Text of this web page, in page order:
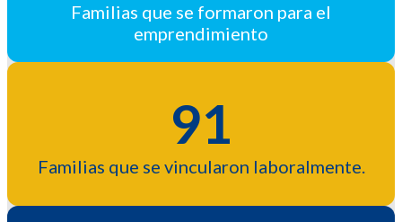
Familias que se formaron para el
emprendimiento
91
Familias que se vincularon laboralmente.